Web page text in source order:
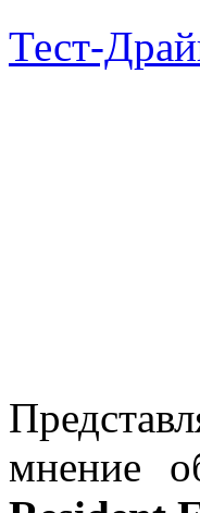
Тест-
мнение